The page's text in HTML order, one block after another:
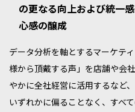
の更なる向上および統一
心感の醸成
データ分析を軸とするマーケテ
様から頂戴する声」を店舗や会
やかに全社経営に活用するなど
いずれかに偏ることなく、すべ